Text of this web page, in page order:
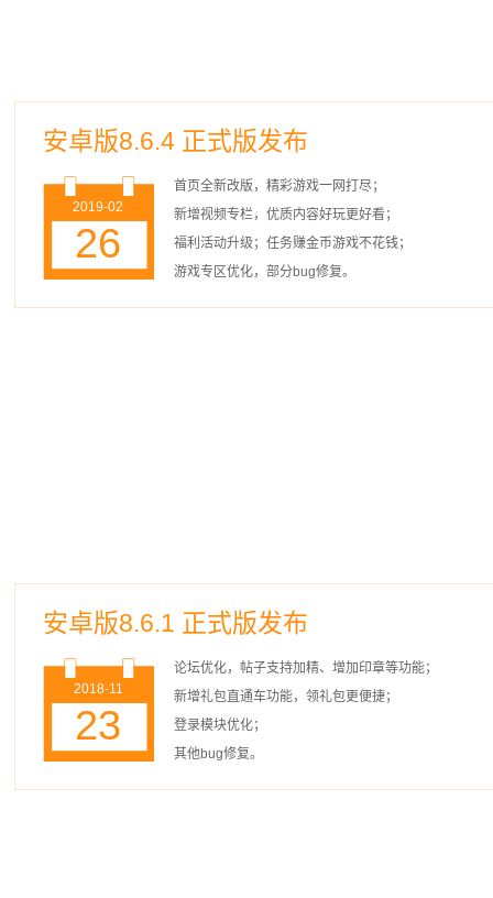
安卓版8.6.4 正式版发布
2019-02
26
首页全新改版，精彩游戏一网打尽；
新增视频专栏，优质内容好玩更好看；
福利活动升级；任务赚金币游戏不花钱；
游戏专区优化，部分bug修复。
安卓版8.6.1 正式版发布
2018-11
23
论坛优化，帖子支持加精、增加印章等功能；
新增礼包直通车功能，领礼包更便捷；
登录模块优化；
其他bug修复。